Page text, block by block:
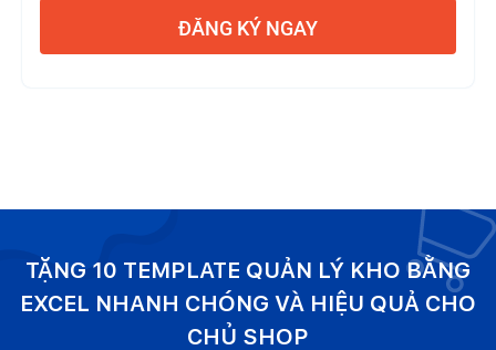
ĐĂNG KÝ NGAY
TẶNG 10 TEMPLATE QUẢN LÝ KHO BẰNG
EXCEL NHANH CHÓNG VÀ HIỆU QUẢ CHO
CHỦ SHOP